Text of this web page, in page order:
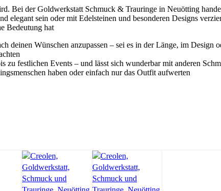
Bei der Goldwerkstatt Schmuck & Trauringe in Neuötting
sein oder mit Edelsteinen und besonderen Designs
Bedeutung hat
deinen Wünschen anzupassen – sei es in der Länge, im Design
zu festlichen Events – und lässt sich wunderbar mit anderen
haben oder einfach nur das Outfit aufwerten